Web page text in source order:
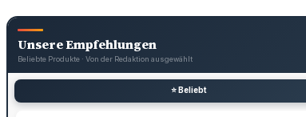
Unsere Empfehlungen
Beliebte Produkte · Von der Redaktion ausgewählt
⭐ Beliebt